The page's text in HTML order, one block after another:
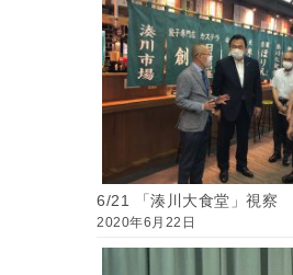
6/21 「湊川大食堂」視察
2020年6月22日